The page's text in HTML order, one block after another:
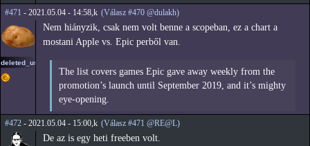
#471 - 2021.05.04 - 14:58,k (Válasz #470 @dulakh)
deleted_user2
Nem hiányzik, csak nem volt benne a scopeban, ez a chart a
mostani Apple vs. Epic perből van.
The list covers games Epic gave away weekly from the
promotion’s launch until September 2019, and it’s mighty
eye-opening.
#472 - 2021.05.04 - 15:00,k (Válasz #471 @RE@L)
De az is egy heti freeben volt.